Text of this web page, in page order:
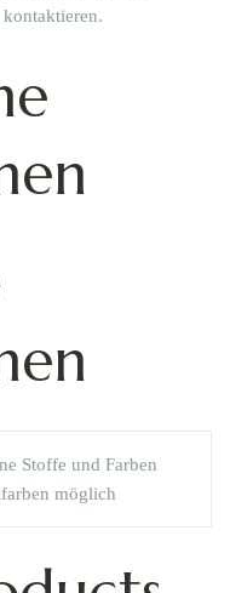
Stoffe und Farben
möglich